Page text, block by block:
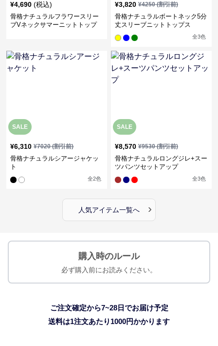
¥4,690 (税込)
骨格ナチュラルフラワースリー
ブVネックサマーニットトップ
¥3,820 ¥4250(割引前)
骨格ナチュラルボートネック5分
丈スリーブニットトップス
全3色
SALE
¥6,310 ¥7020(割引前)
骨格ナチュラルシアージャケッ
ト
全2色
SALE
¥8,570 ¥9530(割引前)
骨格ナチュラルロングジレ+スー
ツパンツセットアップ
全3色
人気アイテム一覧へ ›
購入時のルール
必ず購入前にお読みください。
ご注文確定から7~28日でお届け予定
送料は1注文あたり 1000円かかります